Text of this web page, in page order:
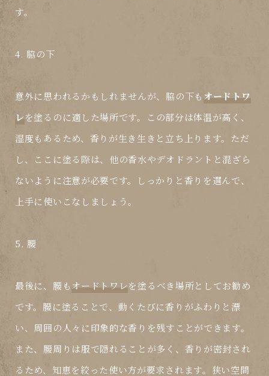
す。
4. 脇の下
意外に思われるかもしれませんが、脇の下も オードトワ
レを塗るのに適した場所です。この部分は体温が高く、
湿度もあるため、香りが生き生きと立ち上ります。ただ
し、ここに塗る際は、他の香水やデオドラントと混ざら
ないように注意が必要です。しっかりと香りを選んで、
上手に使いこなしましょう。
5. 腰
最後に、腰もオードトワレを塗るべき場所としてお勧め
です。腰に塗ることで、動くたびに香りがふわりと漂
い、周囲の人々に印象的な香りを残すことができます。
また、腰周りは服で隠れることが多く、香りが密封され
るため、知恵を絞った使い方が要求されます。狭い空間